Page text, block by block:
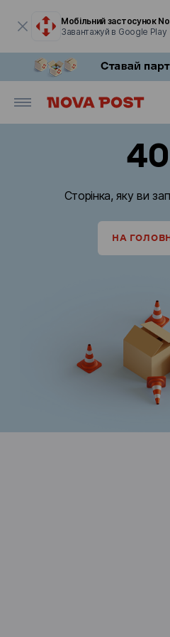
Мобільний застосунок
Завантажуй в Google Play
Сторінка, яку ви
НА